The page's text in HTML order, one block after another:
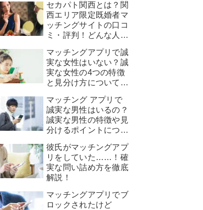
セカパト関西とは？関
西エリア限定既婚者マ
ッチングサイトの口コ
ミ・評判！どんな人に
マッチングアプリで誠
実な女性はいない？誠
実な女性の4つの特徴
と見分け方について解
マッチング アプリで
誠実な男性はいるの？
誠実な男性の特徴や見
分けるポイントについ
彼氏がマッチングアプ
リをしていた……！確
実な問い詰め方を徹底
解説！
マッチングアプリでブ
ロックされたけど